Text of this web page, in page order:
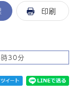
印刷
30分